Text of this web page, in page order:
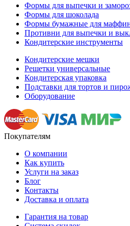
Формы для выпечки и
Формы для шоколада
Формы бумажные для
Противни для выпечки и
Кондитерские инструменты
Кондитерские мешки
Решетки универсальные
Кондитерская упаковка
Подставки для тортов и
Оборудование
Покупателям
О компании
Как купить
Услуги на заказ
Блог
Контакты
Доставка и оплата
Гарантия на товар